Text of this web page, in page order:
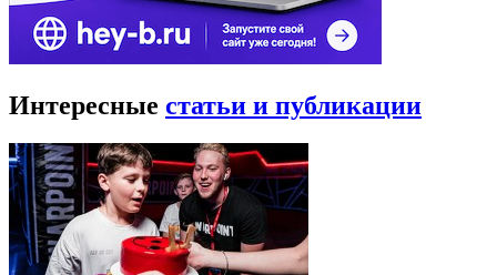
Интересные статьи и публикации